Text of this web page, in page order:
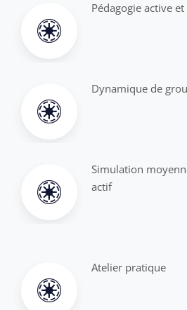
Pédagogie active
Dynamique de
Simulation
actif
Atelier pratique